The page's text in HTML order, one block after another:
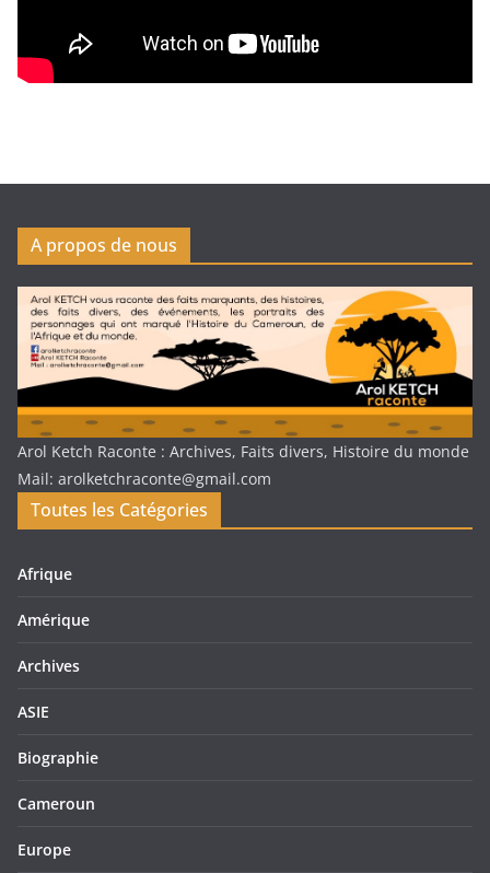
A propos de nous
Arol Ketch Raconte : Archives, Faits divers, Histoire du monde
Mail: arolketchraconte@gmail.com
Toutes les Catégories
Afrique
Amérique
Archives
ASIE
Biographie
Cameroun
Europe